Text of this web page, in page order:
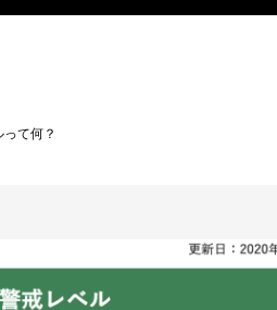
て何？